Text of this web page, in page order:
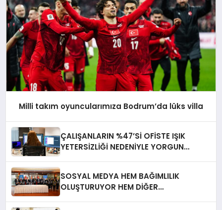
Milli takım oyuncularımıza Bodrum’da lüks villa
ÇALIŞANLARIN %47’Sİ OFİSTE IŞIK
YETERSİZLİĞİ NEDENİYLE YORGUN
SOSYAL MEDYA HEM BAĞIMLILIK
OLUŞTURUYOR HEM DİĞER